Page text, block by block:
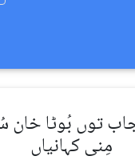
توں بُوٹا خان
مِنی کہانیاں